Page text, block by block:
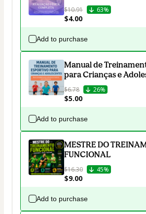
$10.91 63%
$4.00
Add to purchase
Manual de
para Crianças e
$6.78 26%
$5.00
Add to purchase
MESTRE DO
FUNCIONAL
$16.30 45%
$9.00
Add to purchase